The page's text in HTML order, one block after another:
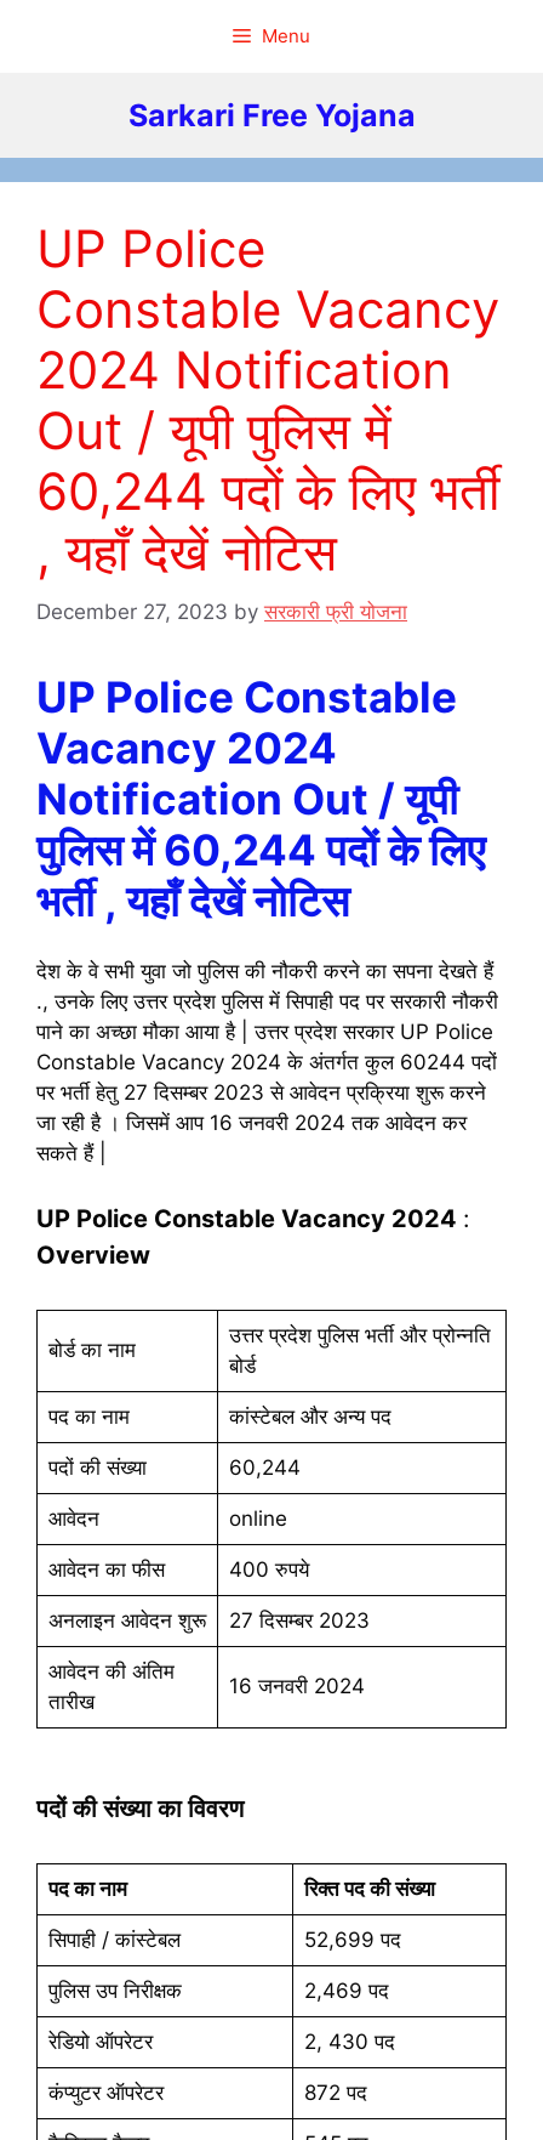
Menu
Sarkari Free Yojana
UP Police
Constable Vacancy
2024 Notification
Out / यूपी पुलिस में
60,244 पदों के लिए भर्ती
, यहाँ देखें नोटिस
December 27, 2023 byसरकारी फ्री योजना
UP Police Constable
Vacancy 2024
Notification Out / यूपी
पुलिस में 60,244 पदों के लिए
भर्ती , यहाँ देखें नोटिस
देश के वे सभी युवा जो पुलिस की नौकरी करने का सपना देखते हैं
., उनके लिए उत्तर प्रदेश पुलिस में सिपाही पद पर सरकारी नौकरी
पाने का अच्छा मौका आया है | उत्तर प्रदेश सरकार UP Police
Constable Vacancy 2024 के अंतर्गत कुल 60244 पदों
पर भर्ती हेतु 27 दिसम्बर 2023 से आवेदन प्रक्रिया शुरू करने
जा रही है । जिसमें आप 16 जनवरी 2024 तक आवेदन कर
सकते हैं |
UP Police Constable Vacancy 2024 :
Overview
बोर्ड का नाम
उत्तर प्रदेश पुलिस भर्ती और प्रोन्नति
बोर्ड
पद का नाम कांस्टेबल और अन्य पद
पदों की संख्या 60,244
आवेदन online
आवेदन का फीस 400 रुपये
अनलाइन आवेदन शुरू 27 दिसम्बर 2023
आवेदन की अंतिम
तारीख
16 जनवरी 2024
पदों की संख्या का विवरण
पद का नाम रिक्त पद की संख्या
सिपाही / कांस्टेबल 52,699 पद
पुलिस उप निरीक्षक 2,469 पद
रेडियो ऑपरेटर 2, 430 पद
कंप्युटर ऑपरेटर 872 पद